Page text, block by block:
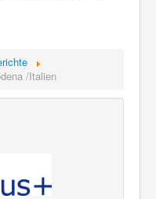
/Italien